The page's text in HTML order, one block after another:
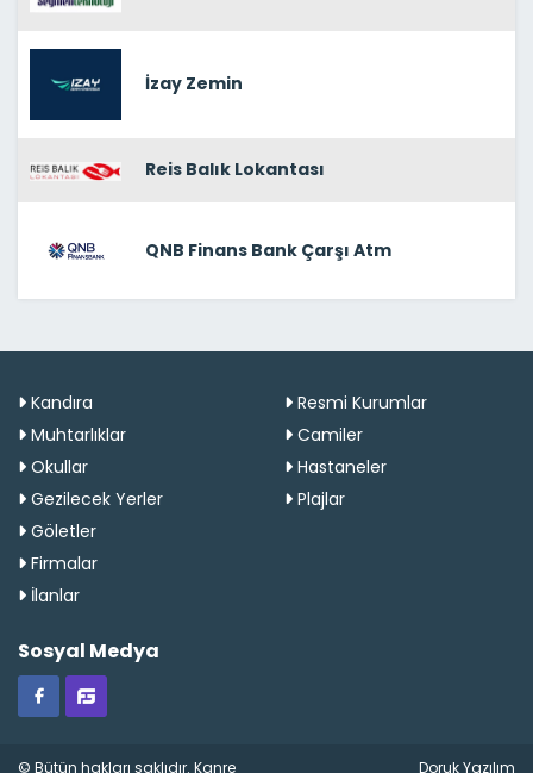
İzay Zemin
Reis Balık Lokantası
QNB Finans Bank Çarşı Atm
Kandıra
Resmi Kurumlar
Muhtarlıklar
Camiler
Okullar
Hastaneler
Gezilecek Yerler
Plajlar
Göletler
Firmalar
İlanlar
Sosyal Medya
© Bütün hakları saklıdır. Kanre Doruk Yazılım